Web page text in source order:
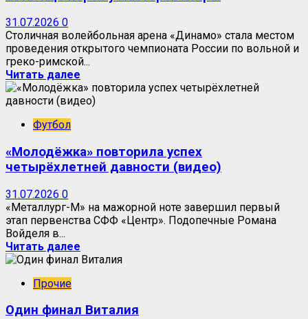
31.07.2026 0
Столичная волейбольная арена «Динамо» стала местом
проведения открытого чемпионата России по вольной и
греко-римской...
Читать далее
Футбол
«Молодёжка» повторила успех
четырёхлетней давности (видео)
31.07.2026 0
«Металлург-М» на мажорной ноте завершил первый
этап первенства СФФ «Центр». Подопечные Романа
Войделя в...
Читать далее
Прочие
Один финал Виталия